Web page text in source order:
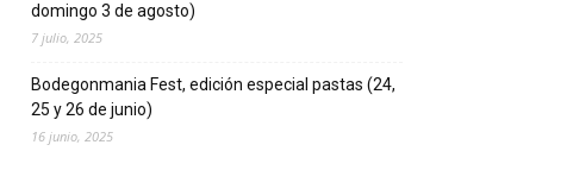
domingo 3 de agosto)
7 julio, 2025
Bodegonmania Fest, edición especial pastas (24,
25 y 26 de junio)
16 junio, 2025